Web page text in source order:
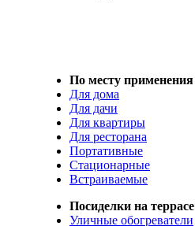
По месту применения
Для дома
Для дачи
Для квартиры
Для ресторана
Портативные
Стационарные
Встраиваемые
Посиделки на террасе
Уличные обогреватели